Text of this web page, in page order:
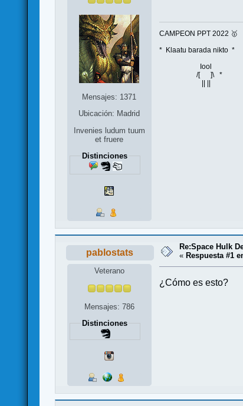
Mensajes: 1371
Ubicación: Madrid
Invenies ludum tuum
et fruere
Distinciones
CAMPEON PPT 2022 🥇
* Klaatu barada
Iool
/[ ]\ *
|| ||
pablostats
Veterano
Mensajes: 786
Distinciones
Re:Space Hulk
«Respuesta #1
¿Cómo es esto?